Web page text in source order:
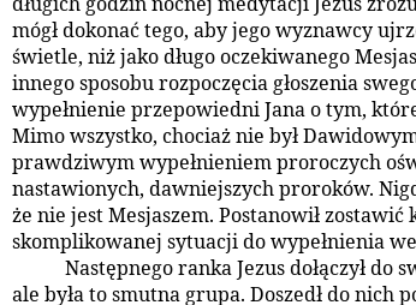
mógł dokonać tego, aby jego wyznawcy
świetle, niż jako długo oczekiwanego
innego sposobu rozpoczęcia głoszenia
wypełnienie przepowiedni Jana o tym,
Mimo wszystko, chociaż nie był
prawdziwym wypełnieniem proroczych
nastawionych, dawniejszych proroków.
że nie jest Mesjaszem. Postanowił
skomplikowanej sytuacji do wypełnienia
Następnego ranka Jezus dołączył do
ale była to smutna grupa. Doszedł do nich